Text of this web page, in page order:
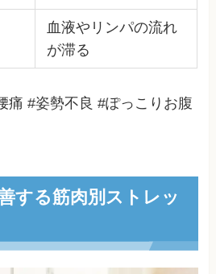
血液やリンパの流れ
が滞る
痛 #姿勢不良 #ぽっこりお腹
する筋肉別ストレッ